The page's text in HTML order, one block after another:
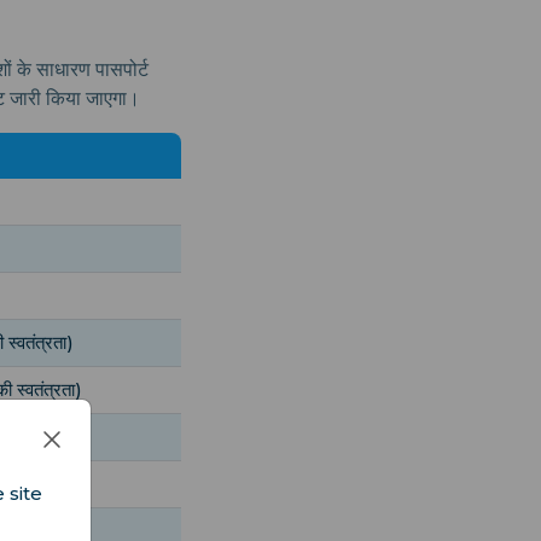
साधारण पासपोर्ट
किया जाएगा।
स्वतंत्रता)
स्वतंत्रता)
(3 महीने)
site